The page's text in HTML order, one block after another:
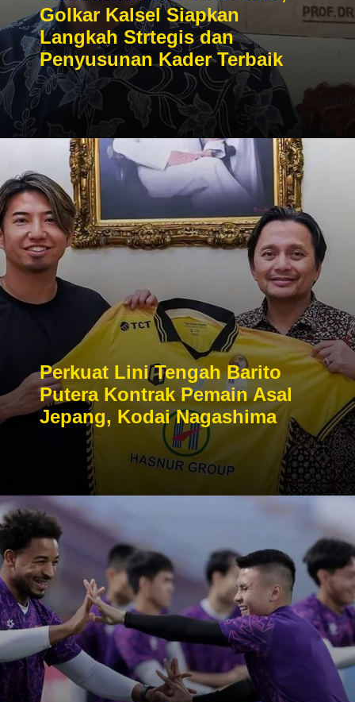
Golkar Kalsel Siapkan
Langkah Strtegis dan
Penyusunan Kader Terbaik
Perkuat Lini Tengah Barito
Putera Kontrak Pemain Asal
Jepang, Kodai Nagashima